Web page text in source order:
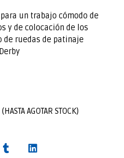
un trabajo cómodo de
y de colocación de los
ruedas de patinaje
AGOTAR STOCK)